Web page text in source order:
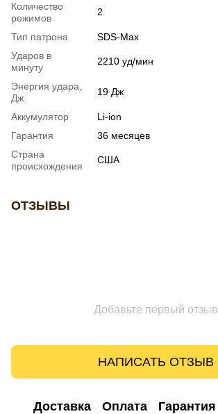
Количество
режимов
2
Тип патрона
SDS-Max
Ударов в
минуту
2210 уд/мин
Энергия удара,
Дж
19 Дж
Аккумулятор
Li-ion
Гарантия
36 месяцев
Страна
происхождения
США
ОТЗЫВЫ
Добавьте первый отзыв
НАПИСАТЬ ОТЗЫВ
Доставка Оплата Гарантия